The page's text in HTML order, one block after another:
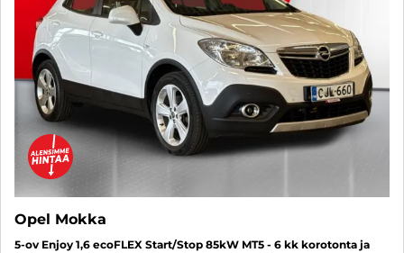
Opel Mokka
5-ov Enjoy 1,6 ecoFLEX Start/Stop 85kW MT5 - 6 kk korotonta ja